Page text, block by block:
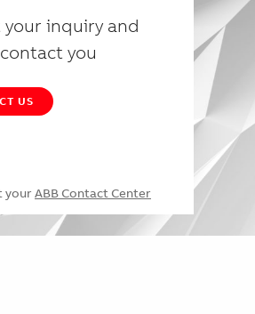
inquiry and
you
US
your ABB Contact Center